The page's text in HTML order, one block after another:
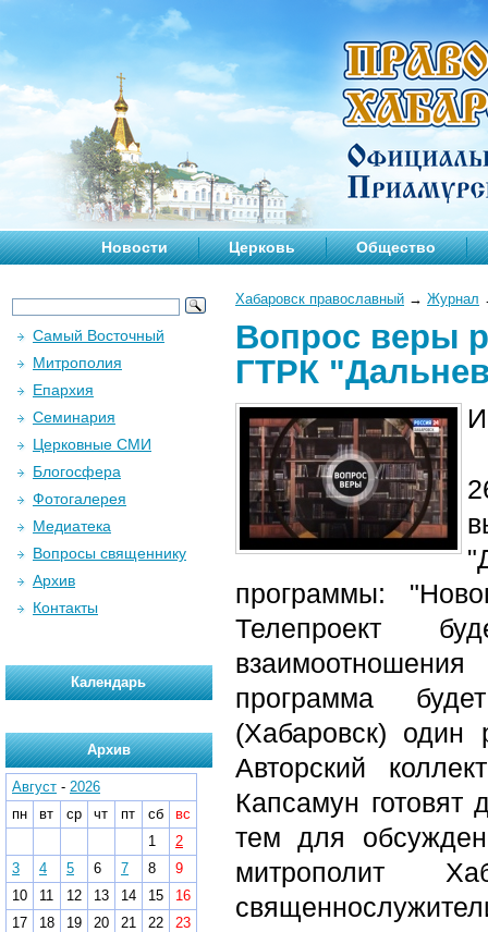
Новости Церковь Общество
Хабаровск православный → Журнал
Вопрос веры
ГТРК
программы:
Телепроект
программа
(Хабаровск)
Авторский
Капсамун готовят
тем для
митрополит
Самый Восточный
Митрополия
Епархия
Семинария
Церковные СМИ
Блогосфера
Фотогалерея
Медиатека
Вопросы священнику
Архив
Контакты
Календарь
Архив
Август - 2026
пн
вт ср чт пт сб
вс
1
2
3
4 5 6 7 8
9
10
11 12 13 14 15
16
17
18 19 20 21 22
23